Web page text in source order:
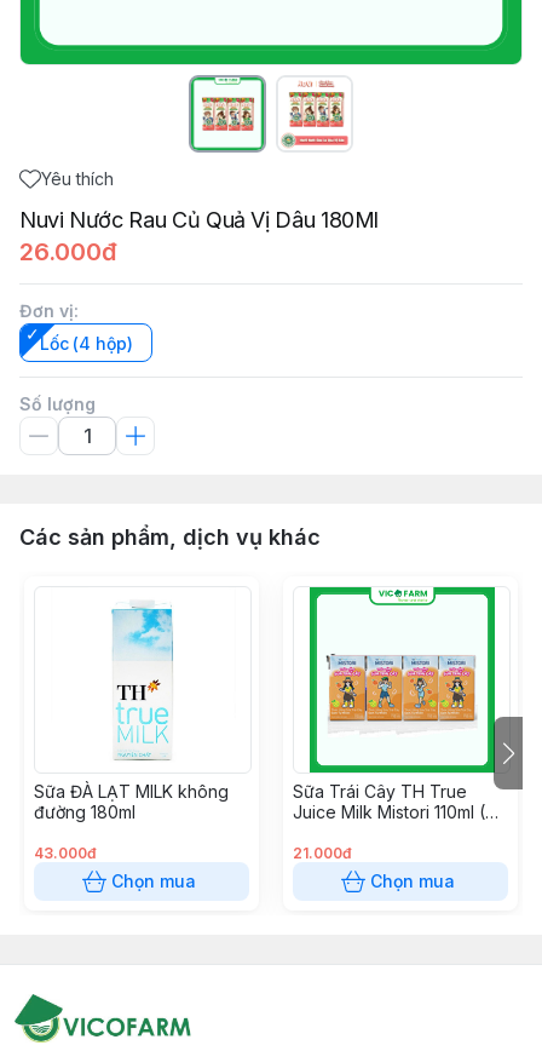
Yêu thích
Nuvi Nước Rau Củ Quả Vị Dâu 180Ml
26.000đ
Đơn vị:
Lốc (4 hộp)
Số lượng
Các sản phẩm, dịch vụ khác
Sữa ĐÀ LẠT MILK không
đường 180ml
43.000đ
Chọn mua
Sữa Trái Cây TH True
Juice Milk Mistori 110ml (Vị
21.000đ
Chọn mua